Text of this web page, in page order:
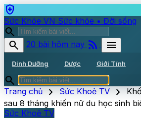
health_and_safety
Sức Khỏe VN Sức khỏe • Đời sống
search
search
20 bài hôm nay rss_feed menu
Dinh Dưỡng Dược Giới Tính
search
Trang chủ chevron_right Sức Khoẻ TV chevron_right
sau 8 tháng khiến nữ du học sinh
Sức Khoẻ TV